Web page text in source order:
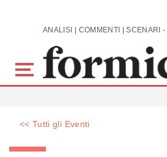
Skip to main content
<< Tutti gli Eventi